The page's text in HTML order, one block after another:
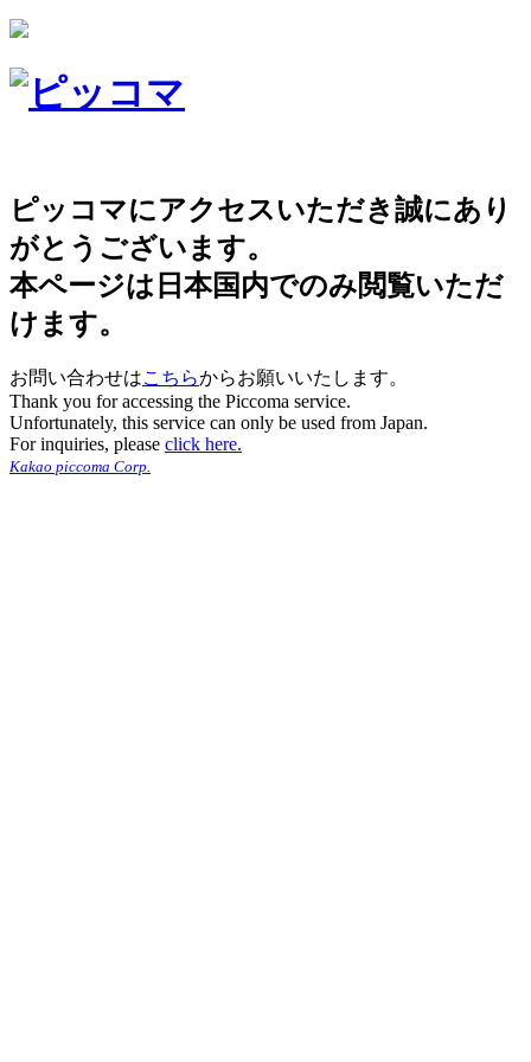
ピッコマにアクセスいただき誠にあり
がとうございます。
本ページは日本国内でのみ閲覧いただ
けます。
お問い合わせはこちらからお願いいたします。
Thank you for accessing the Piccoma service.
Unfortunately, this service can only be used from Japan.
For inquiries, please click here.
Kakao piccoma Corp.